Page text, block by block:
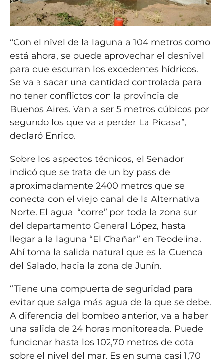
“Con el nivel de la laguna a 104 metros como
está ahora, se puede aprovechar el desnivel
para que escurran los excedentes hídricos.
Se va a sacar una cantidad controlada para
no tener conflictos con la provincia de
Buenos Aires. Van a ser 5 metros cúbicos por
segundo los que va a perder La Picasa”,
declaró Enrico.
Sobre los aspectos técnicos, el Senador
indicó que se trata de un by pass de
aproximadamente 2400 metros que se
conecta con el viejo canal de la Alternativa
Norte. El agua, “corre” por toda la zona sur
del departamento General López, hasta
llegar a la laguna “El Chañar” en Teodelina.
Ahí toma la salida natural que es la Cuenca
del Salado, hacia la zona de Junín.
“Tiene una compuerta de seguridad para
evitar que salga más agua de la que se debe.
A diferencia del bombeo anterior, va a haber
una salida de 24 horas monitoreada. Puede
funcionar hasta los 102,70 metros de cota
sobre el nivel del mar. Es en suma casi 1,70